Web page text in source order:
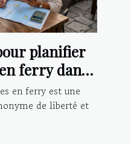
planifier
ferry dans
en ferry est une
de liberté et